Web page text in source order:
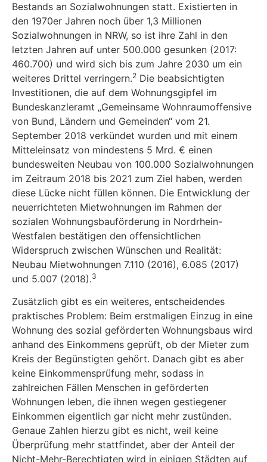
Bestands an Sozialwohnungen statt. Existierten in
den 1970er Jahren noch über 1,3 Millionen
Sozialwohnungen in NRW, so ist ihre Zahl in den
letzten Jahren auf unter 500.000 gesunken (2017:
460.700) und wird sich bis zum Jahre 2030 um ein
weiteres Drittel verringern.2 Die beabsichtigten
Investitionen, die auf dem Wohnungsgipfel im
Bundeskanzleramt „Gemeinsame Wohnraumoffensive
von Bund, Ländern und Gemeinden“ vom 21.
September 2018 verkündet wurden und mit einem
Mitteleinsatz von mindestens 5 Mrd. € einen
bundesweiten Neubau von 100.000 Sozialwohnungen
im Zeitraum 2018 bis 2021 zum Ziel haben, werden
diese Lücke nicht füllen können. Die Entwicklung der
neuerrichteten Mietwohnungen im Rahmen der
sozialen Wohnungsbauförderung in Nordrhein-
Westfalen bestätigen den offensichtlichen
Widerspruch zwischen Wünschen und Realität:
Neubau Mietwohnungen 7.110 (2016), 6.085 (2017)
und 5.007 (2018).3
Zusätzlich gibt es ein weiteres, entscheidendes
praktisches Problem: Beim erstmaligen Einzug in eine
Wohnung des sozial geförderten Wohnungsbaus wird
anhand des Einkommens geprüft, ob der Mieter zum
Kreis der Begünstigten gehört. Danach gibt es aber
keine Einkommensprüfung mehr, sodass in
zahlreichen Fällen Menschen in geförderten
Wohnungen leben, die ihnen wegen gestiegener
Einkommen eigentlich gar nicht mehr zustünden.
Genaue Zahlen hierzu gibt es nicht, weil keine
Überprüfung mehr stattfindet, aber der Anteil der
Nicht-Mehr-Berechtigten wird in einigen Städten auf